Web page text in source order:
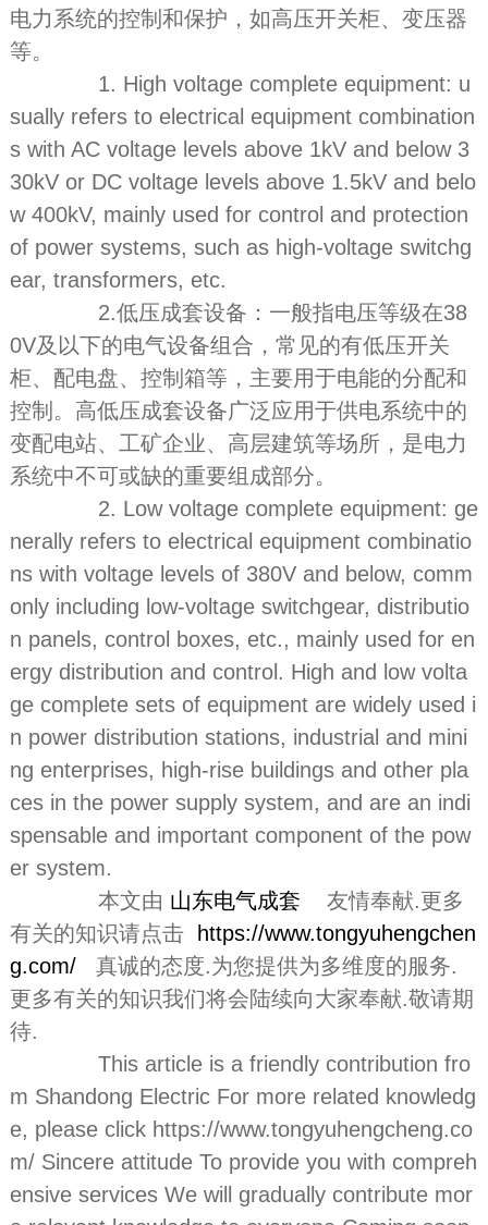
电力系统的控制和保护，如高压开关柜、变压器
等。
1. High voltage complete equipment: u
sually refers to electrical equipment combination
s with AC voltage levels above 1kV and below 3
30kV or DC voltage levels above 1.5kV and belo
w 400kV, mainly used for control and protection
of power systems, such as high-voltage switchg
ear, transformers, etc.
2.低压成套设备：一般指电压等级在38
0V及以下的电气设备组合，常见的有低压开关
柜、配电盘、控制箱等，主要用于电能的分配和
控制。高低压成套设备广泛应用于供电系统中的
变配电站、工矿企业、高层建筑等场所，是电力
系统中不可或缺的重要组成部分。
2. Low voltage complete equipment: ge
nerally refers to electrical equipment combinatio
ns with voltage levels of 380V and below, comm
only including low-voltage switchgear, distributio
n panels, control boxes, etc., mainly used for en
ergy distribution and control. High and low volta
ge complete sets of equipment are widely used i
n power distribution stations, industrial and mini
ng enterprises, high-rise buildings and other pla
ces in the power supply system, and are an indi
spensable and important component of the pow
er system.
本文由 山东电气成套 友情奉献.更多
有关的知识请点击https://www.tongyuhengchen
g.com/
真诚的态度.为您提供为多维度的服务.
更多有关的知识我们将会陆续向大家奉献.敬请期
待.
This article is a friendly contribution fro
m Shandong Electric For more related knowledg
e, please click https://www.tongyuhengcheng.co
m/ Sincere attitude To provide you with compreh
ensive services We will gradually contribute mor